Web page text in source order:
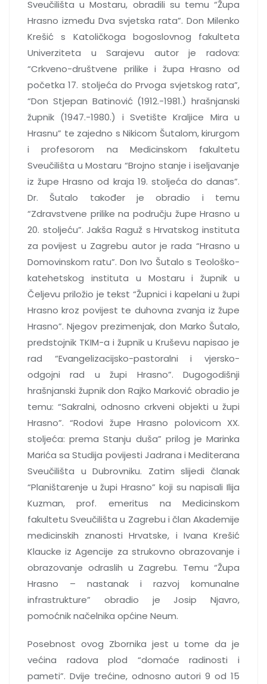
Sveučilišta u Mostaru, obradili su temu “Župa
Hrasno između Dva svjetska rata”. Don Milenko
Krešić s Katoličkoga bogoslovnog fakulteta
Univerziteta u Sarajevu autor je radova:
“Crkveno-društvene prilike i župa Hrasno od
početka 17. stoljeća do Prvoga svjetskog rata”,
“Don Stjepan Batinović (1912.-1981.) hrašnjanski
župnik (1947.-1980.) i Svetište Kraljice Mira u
Hrasnu” te zajedno s Nikicom Šutalom, kirurgom
i profesorom na Medicinskom fakultetu
Sveučilišta u Mostaru “Brojno stanje i iseljavanje
iz župe Hrasno od kraja 19. stoljeća do danas”.
Dr. Šutalo također je obradio i temu
“Zdravstvene prilike na području župe Hrasno u
20. stoljeću”. Jakša Raguž s Hrvatskog instituta
za povijest u Zagrebu autor je rada “Hrasno u
Domovinskom ratu”. Don Ivo Šutalo s Teološko-
katehetskog instituta u Mostaru i župnik u
Čeljevu priložio je tekst “Župnici i kapelani u župi
Hrasno kroz povijest te duhovna zvanja iz župe
Hrasno”. Njegov prezimenjak, don Marko Šutalo,
predstojnik TKIM-a i župnik u Kruševu napisao je
rad “Evangelizacijsko-pastoralni i vjersko-
odgojni rad u župi Hrasno”. Dugogodišnji
hrašnjanski župnik don Rajko Marković obradio je
temu: “Sakralni, odnosno crkveni objekti u župi
Hrasno”. “Rodovi župe Hrasno polovicom XX.
stoljeća: prema Stanju duša” prilog je Marinka
Marića sa Studija povijesti Jadrana i Mediterana
Sveučilišta u Dubrovniku. Zatim slijedi članak
“Planištarenje u župi Hrasno” koji su napisali Ilija
Kuzman, prof. emeritus na Medicinskom
fakultetu Sveučilišta u Zagrebu i član Akademije
medicinskih znanosti Hrvatske, i Ivana Krešić
Klaucke iz Agencije za strukovno obrazovanje i
obrazovanje odraslih u Zagrebu. Temu “Župa
Hrasno – nastanak i razvoj komunalne
infrastrukture” obradio je Josip Njavro,
pomoćnik načelnika općine Neum.
Posebnost ovog Zbornika jest u tome da je
većina radova plod “domaće radinosti i
pameti”. Dvije trećine, odnosno autori 9 od 15